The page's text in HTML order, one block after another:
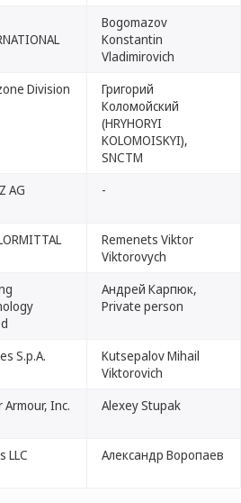
Bogomazov
Konstantin
Vladimirovich
Division
Григорий
Коломойский
(HRYHORYI
KOLOMOISKYI),
SNCTM
AG -
Remenets Viktor
Viktorovych
Андрей Карпюк,
Private person
S.p.A.
Kutsepalov Mihail
Viktorovich
Armour, Inc. Alexey Stupak
LLC Александр Воропаев